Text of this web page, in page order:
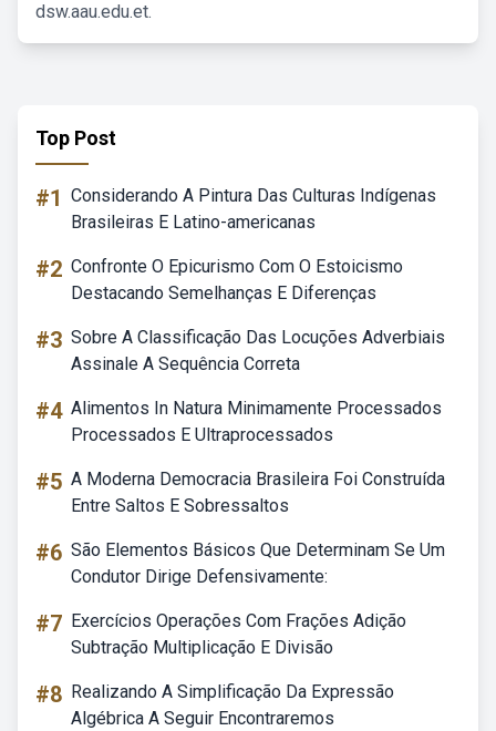
dsw.aau.edu.et.
Top Post
#1 Considerando A Pintura Das Culturas Indígenas
Brasileiras E Latino-americanas
#2 Confronte O Epicurismo Com O Estoicismo
Destacando Semelhanças E Diferenças
#3 Sobre A Classificação Das Locuções Adverbiais
Assinale A Sequência Correta
#4 Alimentos In Natura Minimamente Processados
Processados E Ultraprocessados
#5 A Moderna Democracia Brasileira Foi Construída
Entre Saltos E Sobressaltos
#6 São Elementos Básicos Que Determinam Se Um
Condutor Dirige Defensivamente:
#7 Exercícios Operações Com Frações Adição
Subtração Multiplicação E Divisão
#8 Realizando A Simplificação Da Expressão
Algébrica A Seguir Encontraremos